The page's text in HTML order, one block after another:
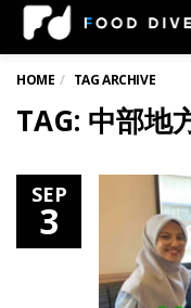
HOME TAG ARCHIVE
TAG: 中部地
SEP
3